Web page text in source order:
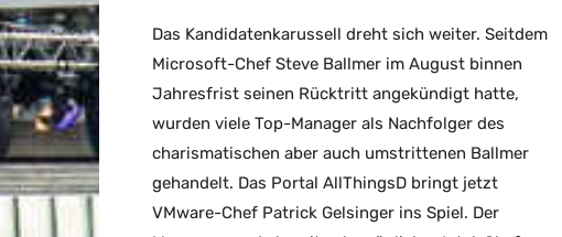
Das Kandidatenkarussell dreht sich weiter. Seitdem
Microsoft-Chef Steve Ballmer im August binnen
Jahresfrist seinen Rücktritt angekündigt hatte,
wurden viele Top-Manager als Nachfolger des
charismatischen aber auch umstrittenen Ballmer
gehandelt. Das Portal AllThingsD bringt jetzt
VMware-Chef Patrick Gelsinger ins Spiel. Der